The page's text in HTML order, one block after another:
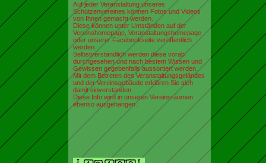
Auf jeder Veranstaltung unseres
Schützenvereines können Fotos und Videos
von Ihnen gemacht werden.
Diese können unter Umständen auf der
Vereinshomepage, Veranstaltungshomepage
oder unserer Facebookseite veröffentlich
werden.
Selbstverständlich werden diese vorab
durchgesehen und nach bestem Wissen und
Gewissen gegebenfalls aussortiert werden.
Mit dem Betreten des Veranstaltungsgeländes
und der Vereinsgebäude erklären Sie sich
damit einverstanden.
Diese Info wird in unseren Vereinsräumen
ebenso ausgehangen.